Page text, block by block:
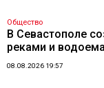
Общество
В Севастополе
реками и
08.08.2026 19:57